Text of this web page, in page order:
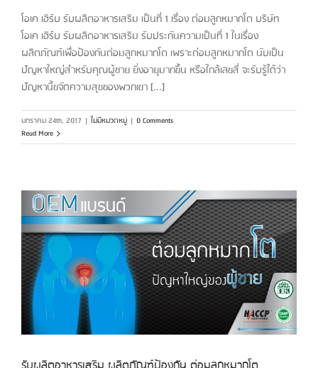
โอเค เฮิร์บ รับผลิตอาหารเสริม เป็นที่ 1 เรื่อง ต่อมลูกหมากโต บริษัท
โอเค เฮิร์บ รับผลิตอาหารเสริม รับประกันความเป็นที่ 1 ในเรื่อง
ผลิตภัณฑ์เพื่อป้องกันต่อมลูกหมากโต เพราะต่อมลูกหมากโต นับเป็น
ปัญหาใหญ่สำหรับคุณผู้ชาย ยิ่งอายุมากขึ้น หรือใกล้เลขสี่ จะรับรู้ได้ว่า
ปัญหานี้ขจัดความสุขของพวกเขา [...]
มกราคม 24th, 2017 | ไม่มีหมวดหมู่ | 0 Comments
Read More